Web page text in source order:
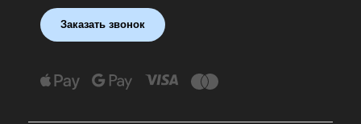
Заказать звонок